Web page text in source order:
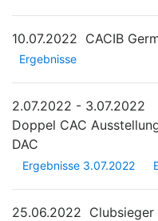
10.07.2022 CACIB
Ergebnisse
2.07.2022 - 3.07.2022
Doppel CAC
DAC
Ergebnisse 3.07.2022
25.06.2022